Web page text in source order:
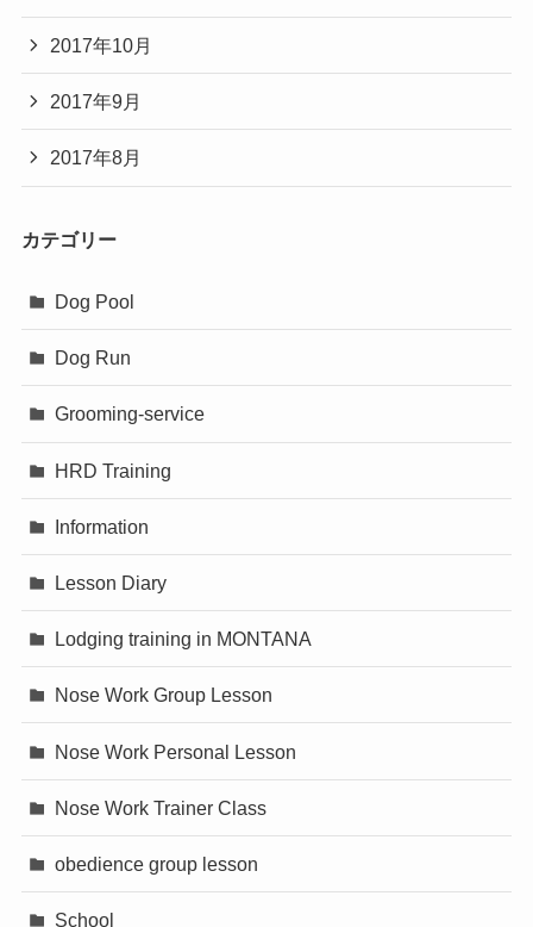
2017年10月
2017年9月
2017年8月
カテゴリー
Dog Pool
Dog Run
Grooming-service
HRD Training
Information
Lesson Diary
Lodging training in MONTANA
Nose Work Group Lesson
Nose Work Personal Lesson
Nose Work Trainer Class
obedience group lesson
School